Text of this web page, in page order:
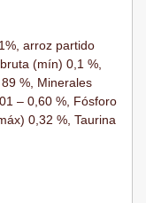
arroz partido
(mín) 0,1 %,
%, Minerales
– 0,60 %, Fósforo
0,32 %, Taurina